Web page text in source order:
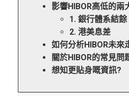
影響HIBOR高低的兩
1. 銀行體系結餘
2. 港美息差
如何分析HIBOR未來
關於HIBOR的常見問
想知更貼身嘅資訊?